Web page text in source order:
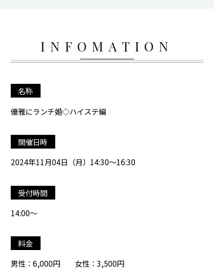
INFOMATION
名称
優雅にランチ婚◇ハイステ編
開催日時
2024年11月04日（月）14:30～16:30
受付時間
14:00～
料金
男性：6,000円 女性：3,500円